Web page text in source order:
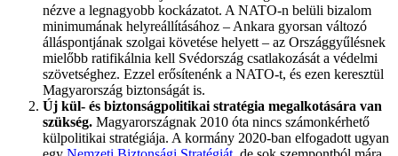
nézve a legnagyobb kockázatot. A NATO-n belüli bizalom
minimumának helyreállításához – Ankara gyorsan változó
álláspontjának szolgai követése helyett – az Országgyűlésnek
mielőbb ratifikálnia kell Svédország csatlakozását a védelmi
szövetséghez. Ezzel erősítenénk a NATO-t, és ezen keresztül
Magyarország biztonságát is.
Új kül- és biztonságpolitikai stratégia megalkotására van
szükség. Magyarországnak 2010 óta nincs számonkérhető
külpolitikai stratégiája. A kormány 2020-ban elfogadott ugyan